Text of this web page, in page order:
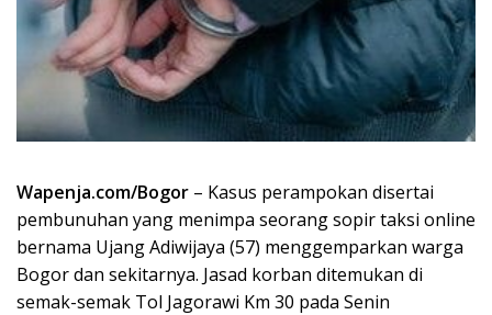
Wapenja.com/Bogor – Kasus perampokan disertai
pembunuhan yang menimpa seorang sopir taksi online
bernama Ujang Adiwijaya (57) menggemparkan warga
Bogor dan sekitarnya. Jasad korban ditemukan di
semak-semak Tol Jagorawi Km 30 pada Senin